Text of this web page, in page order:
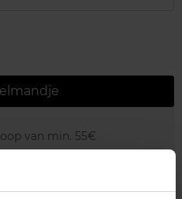
van min. 55€